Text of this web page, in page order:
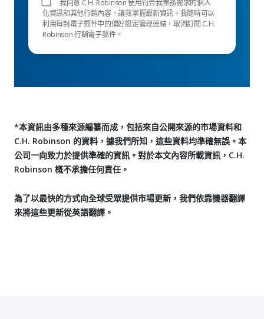
我同意 C.H. Robinson 使用符合我業務需求的個人
化資訊和其他行銷內容，讓我掌握最新資訊。我隨時可以
利用每封電子郵件中的偏好設定管理連結，取消訂閱 C.H.
Robinson 行銷電子郵件。
*本資訊由多種來源編纂而成，包括來自公開來源的市場資料和
C.H. Robinson 的資料，據我們所知，這些資料均準確無誤。本
公司一向致力於提供準確的資訊。對於本文內容所載資訊，C.H.
Robinson 概不承擔任何責任。
為了以最快的方式向全球受眾提供市場更新，我們依靠機器翻譯
來將這些更新從英語翻譯。